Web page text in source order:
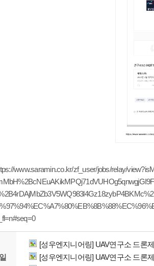
www.saramin.co.kr/zf_user/jobs/relay/
[성우엔지니어링] UAV연구소 드론
[성우엔지니어링] UAV연구소 드론